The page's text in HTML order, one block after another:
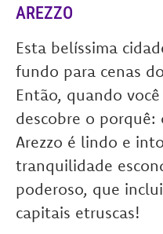
AREZZO
Esta belíssima
fundo para cenas
Então, quando
descobre o
Arezzo é lindo e
tranquilidade
poderoso, que
capitais etruscas!